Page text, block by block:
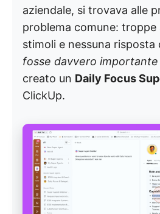
aziendale, si trovava alle
problema comune:
stimoli e nessuna risposta
fosse davvero
creato un Daily Focus
ClickUp.